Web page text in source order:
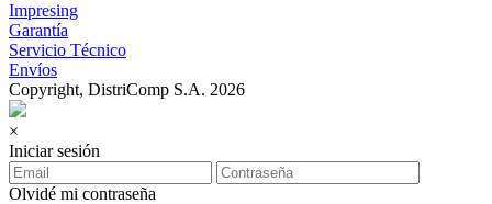
Impresing
Garantía
Servicio Técnico
Envíos
Copyright, DistriComp S.A. 2026
×
Iniciar sesión
Olvidé mi contraseña